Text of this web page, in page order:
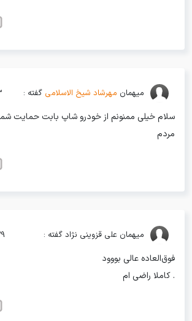
میهمان مهرشاد شیخ الاسلامی گفته : 23
سلام خیلی ممنونم از خودرو شاپ بابت حمایت
مردم
میهمان علی قزوینی نژاد گفته : 29
فوق‌العاده عالی بووود
. کاملا راضی ام